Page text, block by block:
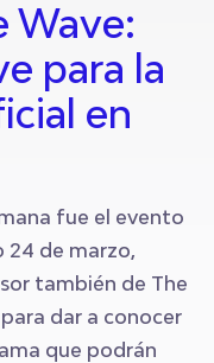
Wave:
para la
en
fue el evento
24 de marzo,
también de The
dar a conocer
que podrán